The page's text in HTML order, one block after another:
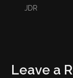
JDR
Leave a